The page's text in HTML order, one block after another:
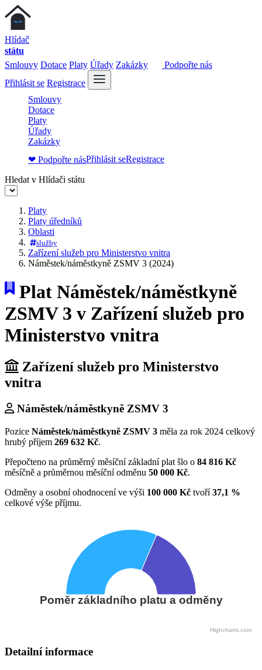
Hlídač
státu
Smlouvy Dotace Platy Úřady Zakázky
Podpořte nás
Přihlásit se Registrace
Smlouvy
Dotace
Platy
Úřady
Zakázky
❤ Podpořte násPřihlásit seRegistrace
Hledat v Hlídači státu
Platy
Platy úředníků
Oblasti
služby
Zařízení služeb pro Ministerstvo vnitra
Náměstek/náměstkyně ZSMV 3 (2024)
Plat Náměstek/náměstkyně
ZSMV 3 v Zařízení služeb pro
Ministerstvo vnitra
Zařízení služeb pro Ministerstvo
vnitra
Náměstek/náměstkyně ZSMV 3
Pozice Náměstek/náměstkyně ZSMV 3 měla za rok 2024 celkový
hrubý příjem 269 632 Kč.
Přepočteno na průměrný měsíční základní plat šlo o 84 816 Kč
měsíčně a průměrnou měsíční odměnu 50 000 Kč.
Odměny a osobní ohodnocení ve výši 100 000 Kč tvoří37,1 %
celkové výše příjmu.
Poměr základního platu a odměny
Highcharts.com
Detailní informace